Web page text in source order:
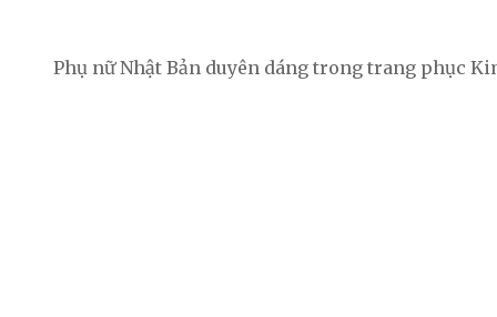
Phụ nữ Nhật Bản duyên dáng trong trang phục